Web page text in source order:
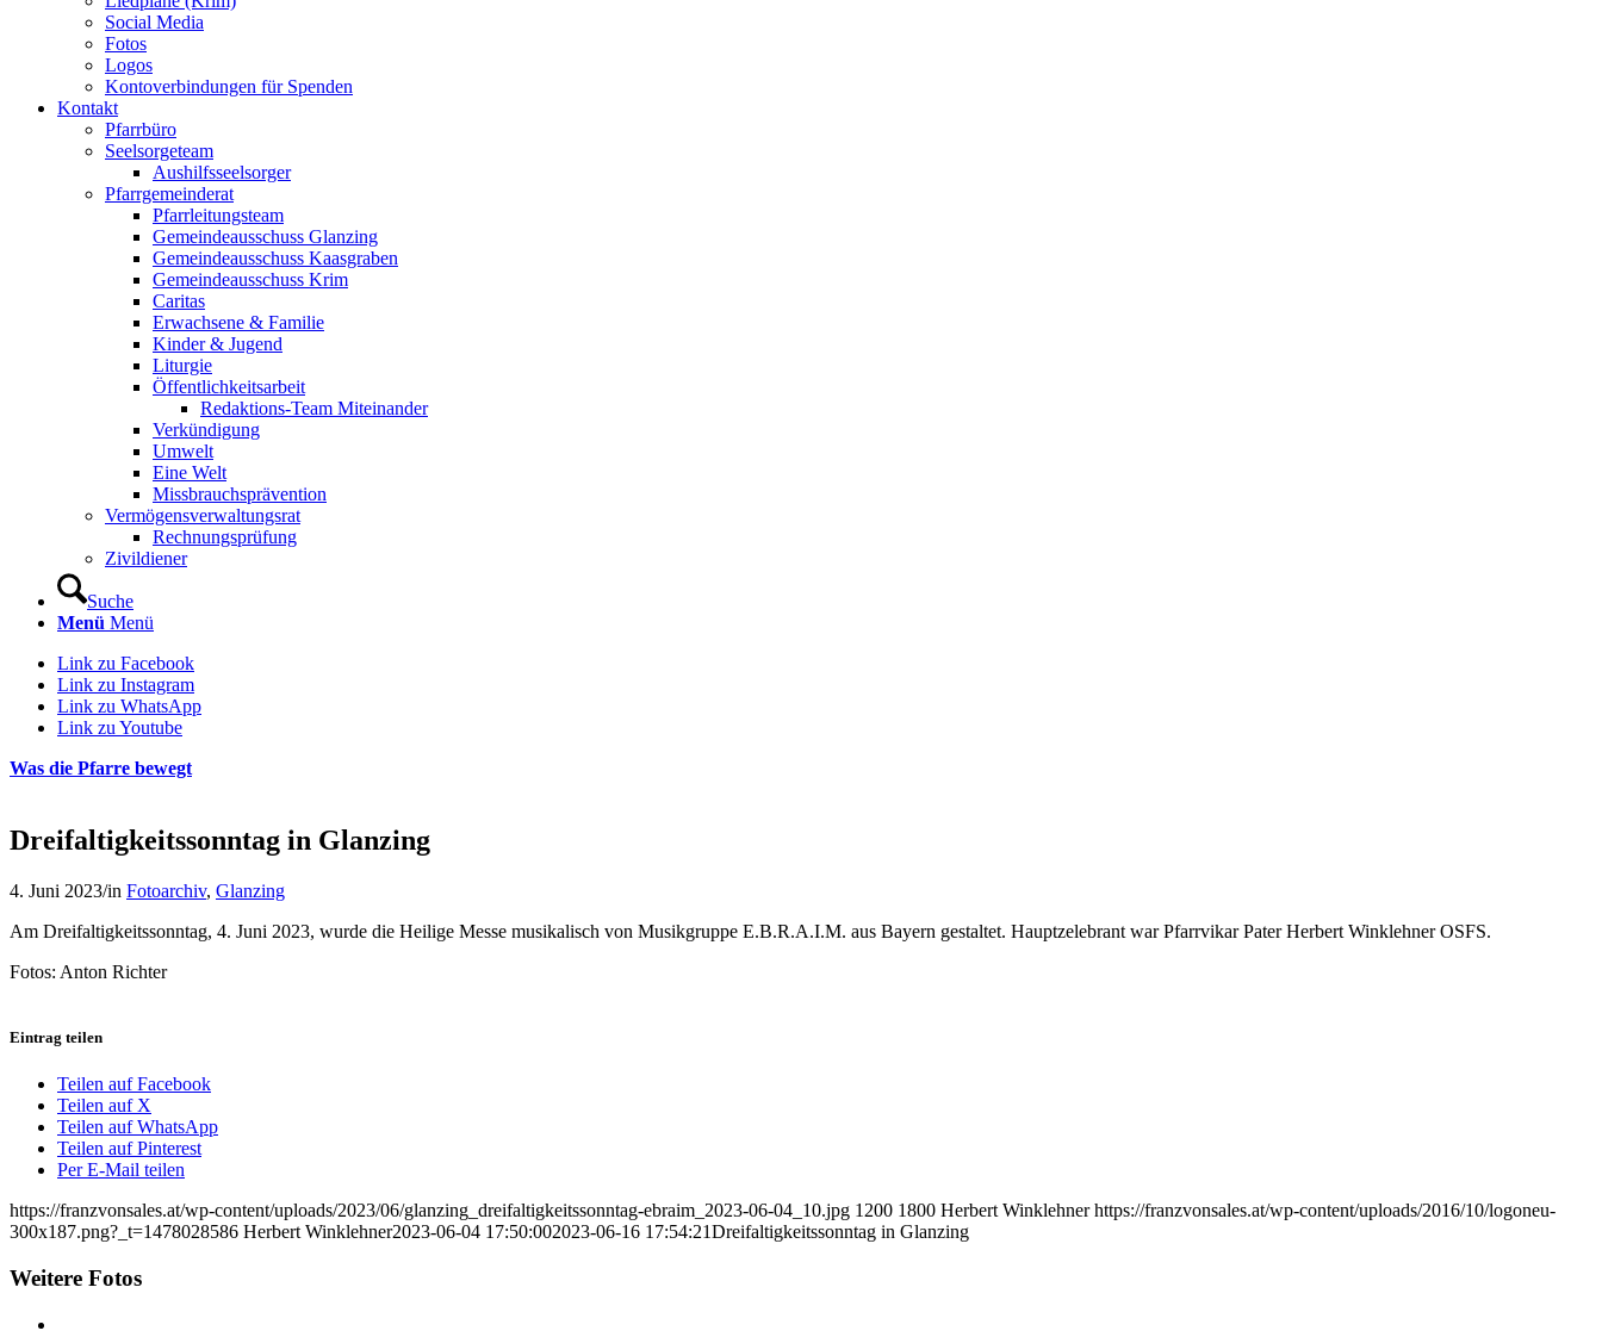
Social Media
Fotos
Logos
Kontoverbindungen für Spenden
Kontakt
Pfarrbüro
Seelsorgeteam
Aushilfsseelsorger
Pfarrgemeinderat
Pfarrleitungsteam
Gemeindeausschuss Glanzing
Gemeindeausschuss Kaasgraben
Gemeindeausschuss Krim
Caritas
Erwachsene & Familie
Kinder & Jugend
Liturgie
Öffentlichkeitsarbeit
Redaktions-Team Miteinander
Verkündigung
Umwelt
Eine Welt
Missbrauchsprävention
Vermögensverwaltungsrat
Rechnungsprüfung
Zivildiener
Suche
Menü Menü
Link zu Facebook
Link zu Instagram
Link zu WhatsApp
Link zu Youtube
Was die Pfarre bewegt
Dreifaltigkeitssonntag in Glanzing
4. Juni 2023/in Fotoarchiv, Glanzing
Am Dreifaltigkeitssonntag, 4. Juni 2023, wurde die Heilige Messe musikalisch von Musikgruppe E.B.R.A.I.M. aus Bayern gestaltet. Hauptzelebrant war Pfarrvikar Pater Herbert Winklehner OSFS.
Fotos: Anton Richter
Eintrag teilen
Teilen auf Facebook
Teilen auf X
Teilen auf WhatsApp
Teilen auf Pinterest
Per E-Mail teilen
https://franzvonsales.at/wp-content/uploads/2023/06/glanzing_dreifaltigkeitssonntag-ebraim_2023-06-04_10.jpg 1200 1800 Herbert Winklehner https://franzvonsales.at/wp-content/uploads/2016/10/logoneu-
300x187.png?_t=1478028586 Herbert Winklehner2023-06-04 17:50:002023-06-16 17:54:21Dreifaltigkeitssonntag in Glanzing
Weitere Fotos